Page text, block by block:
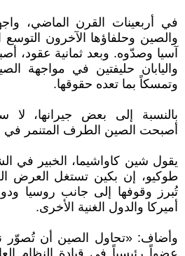
في أربعينات القرن الماضي،
والصين وحلفاؤها الآخرون
آسيا وصدّوه. وبعد ثمانية عقود،
واليابان حليفتين في مواجهة
وتمسكاً بما تعده حقوقها.
بالنسبة إلى بعض جيرانها، لا
أصبحت الصين الطرف المتنمر في
يقول شين كاواشيما، الخبير في
طوكيو، إن بكين تستغل العرض
تُبرز وقوفها إلى جانب روسيا
أميركا والدول الغنية الأخرى.
وأضاف: «تحاول الصين أن تُصوّر